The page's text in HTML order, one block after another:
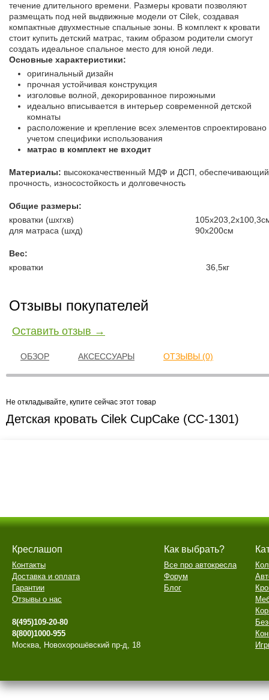
течение длительного времени. Размеры кровати позволяют
размещать под ней выдвижные модели от Cilek, создавая
компактные двухместные спальные зоны. В комплект к кровати
стоит купить детский матрас, таким образом родители смогут
создать идеальное спальное место для юной леди.
Основные характеристики:
оригинальный дизайн
прочная устойчивая конструкция
изголовье волной, декорированное пирожными
идеально вписывается в интерьер современной детской
комнаты
расположение и крепление всех элементов спроектировано
учетом специфики использования
матрас в комплект не входит
Материалы: высококачественный МДФ и ДСП, обеспечивающий
прочность, износостойкость и долговечность
Общие размеры:
кроватки (шxгxв)
для матраса (шxд)
90х200см
Вес:
кроватки
36,5кг
Отзывы покупателей
Оставить отзыв →
ОБЗОР АКСЕССУАРЫ ОТЗЫВЫ (0)
Не откладывайте, купите сейчас этот товар
Детская кровать Cilek CupCake (CC-1301)
Креслашоп
Контакты
Доставка и оплата
Гарантии
Отзывы о нас
8(495)109-20-80
8(800)1000-955
Москва, Новохорошёвский пр-д, 18
Как выбрать?
Все про автокресла
Форум
Блог